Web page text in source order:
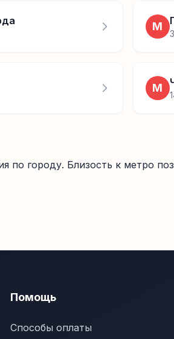
М
М
городу. Близость к метро
Помощь
Способы оплаты